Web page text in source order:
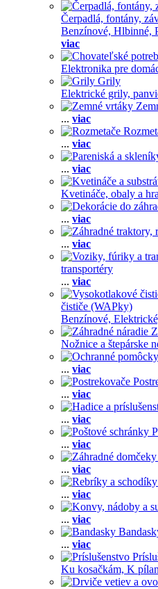
Čerpadlá, fontány,
Benzínové, Hlbinné,
viac
Elektronika pre
Grily
Elektrické grily,
... viac
... viac
... viac
Kvetináče, obaly a
... viac
... viac
transportéry
... viac
čističe (WAPky)
Benzínové,
Nožnice a štepárske
... viac
... viac
... viac
... viac
... viac
... viac
... viac
... viac
Ku kosačkám, K